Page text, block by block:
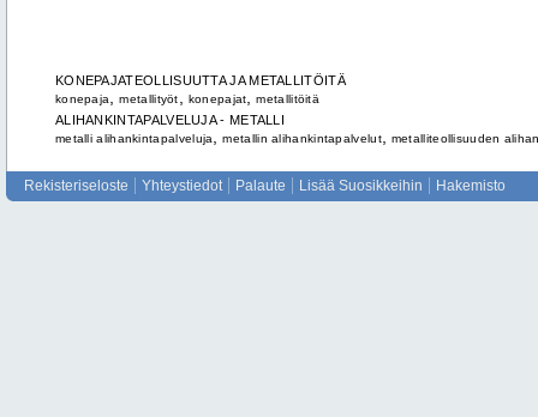
KONEPAJATEOLLISUUTTA JA METALLITÖITÄ
konepaja ,metallityöt konepajat ,metallitöitä
ALIHANKINTAPALVELUJA - METALLI
metalli alihankintapalveluja ,metallin alihankintapalvelut, metalliteollisuuden
Rekisteriseloste Yhteystiedot Palaute Lisää Suosikkeihin Hakemisto